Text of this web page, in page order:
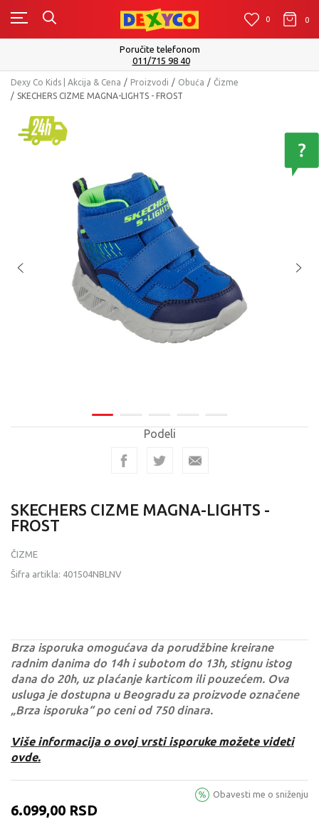
0 0 0
Poručite telefonom
011/715 98 40
Dexy Co Kids | Akcija & Cena Proizvodi Obuća
Čizme
SKECHERS CIZME MAGNA-LIGHTS - FROST
Podeli
SKECHERS CIZME MAGNA-LIGHTS -
FROST
ČIZME
Šifra artikla: 401504NBLNV
Brza isporuka omogućava da porudžbine kreirane
radnim danima do 14h i subotom do 13h, stignu istog
dana do 20h, uz plaćanje karticom ili pouzećem. Ova
usluga je dostupna u Beogradu za proizvode označene
„Brza isporuka“ po ceni od 750 dinara.
Više informacija o ovoj vrsti isporuke možete videti
ovde.
6.099,00 RSD
Obavesti me o sniženju